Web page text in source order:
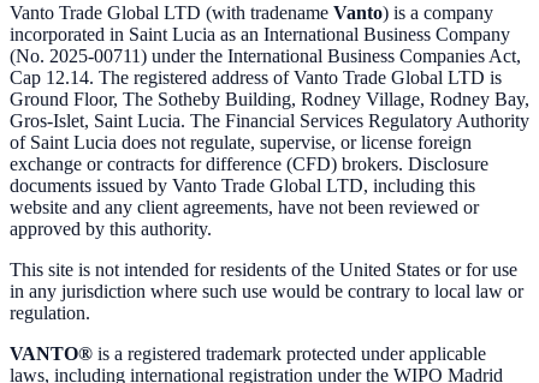
Vanto Trade Global LTD (with tradename Vanto) is a company
incorporated in Saint Lucia as an International Business Company
(No. 2025-00711) under the International Business Companies Act,
Cap 12.14. The registered address of Vanto Trade Global LTD is
Ground Floor, The Sotheby Building, Rodney Village, Rodney Bay,
Gros-Islet, Saint Lucia. The Financial Services Regulatory Authority
of Saint Lucia does not regulate, supervise, or license foreign
exchange or contracts for difference (CFD) brokers. Disclosure
documents issued by Vanto Trade Global LTD, including this
website and any client agreements, have not been reviewed or
approved by this authority.
This site is not intended for residents of the United States or for use
in any jurisdiction where such use would be contrary to local law or
regulation.
VANTO® is a registered trademark protected under applicable
laws, including international registration under the WIPO Madrid